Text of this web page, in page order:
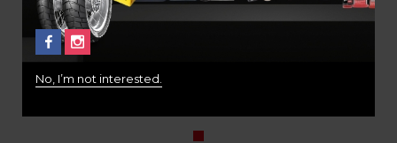
Pastillas de freno Brembo
sinterizadas 07GR90LA
BMW 1250GS (Mordaza
BMW)
$265.000
No, I’m not interested.